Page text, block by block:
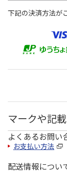
下記の決済方法が
マークや記
よくあるお問い
お支払い方法
配送情報につい